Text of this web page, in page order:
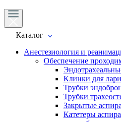
Каталог
Анестезиология и
Обеспечение
Клинки для
Трубки
Трубки
Закрытые
Катетеры